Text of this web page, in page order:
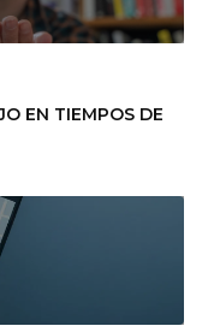
EN TIEMPOS DE